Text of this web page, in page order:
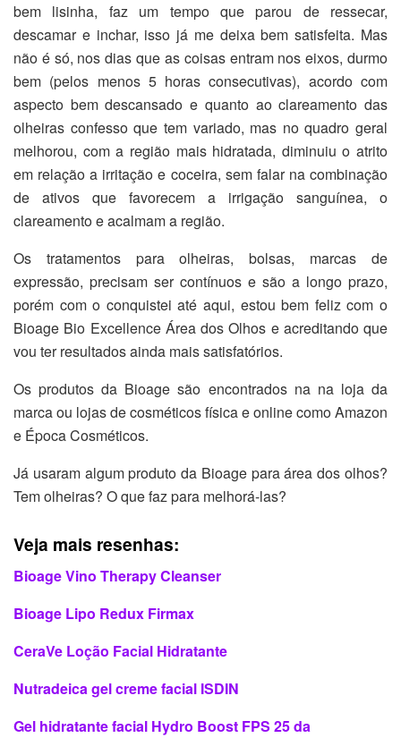
bem lisinha, faz um tempo que parou de ressecar,
descamar e inchar, isso já me deixa bem satisfeita. Mas
não é só, nos dias que as coisas entram nos eixos, durmo
bem (pelos menos 5 horas consecutivas), acordo com
aspecto bem descansado e quanto ao clareamento das
olheiras confesso que tem variado, mas no quadro geral
melhorou, com a região mais hidratada, diminuiu o atrito
em relação a irritação e coceira, sem falar na combinação
de ativos que favorecem a irrigação sanguínea, o
clareamento e acalmam a região.
Os tratamentos para olheiras, bolsas, marcas de
expressão, precisam ser contínuos e são a longo prazo,
porém com o conquistei até aqui, estou bem feliz com o
Bioage Bio Excellence Área dos Olhos e acreditando que
vou ter resultados ainda mais satisfatórios.
Os produtos da Bioage são encontrados na na loja da
marca ou lojas de cosméticos física e online como Amazon
e Época Cosméticos.
Já usaram algum produto da Bioage para área dos olhos?
Tem olheiras? O que faz para melhorá-las?
Veja mais resenhas:
Bioage Vino Therapy Cleanser
Bioage Lipo Redux Firmax
CeraVe Loção Facial Hidratante
Nutradeica gel creme facial ISDIN
Gel hidratante facial Hydro Boost FPS 25 da